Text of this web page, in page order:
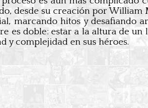
desde su creación por William
marcando hitos y desafiando
es doble: estar a la altura de
y complejidad en sus héroes.